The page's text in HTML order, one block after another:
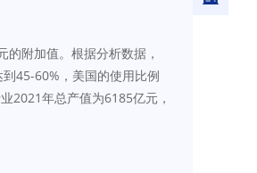
附加值。根据分析数据，
45-60%，美国的使用比例
2021年总产值为6185亿元，